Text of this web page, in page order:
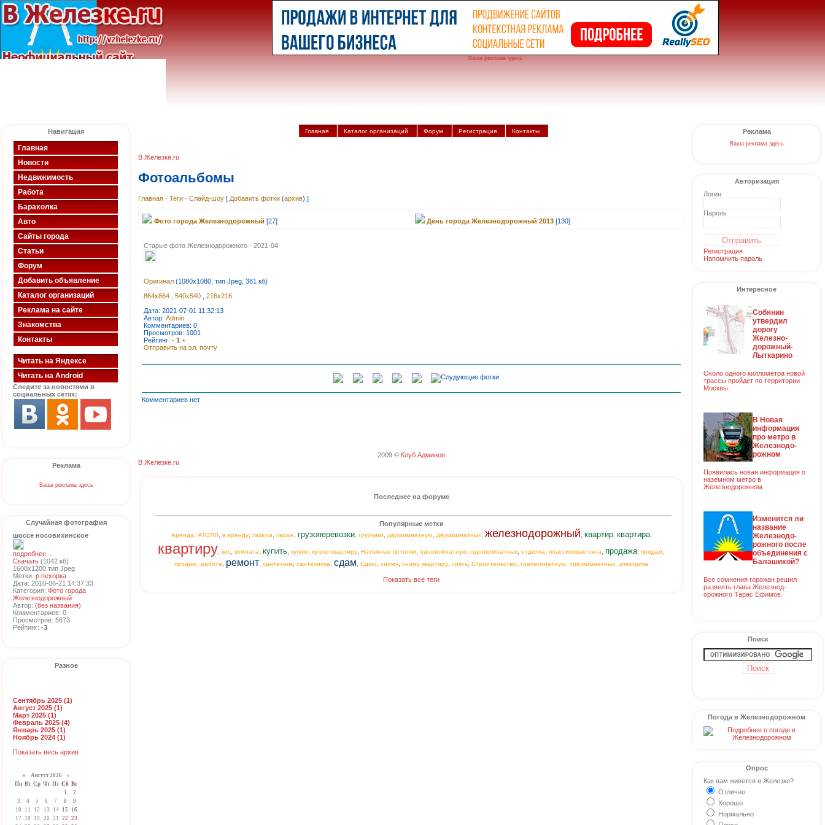
Ваша реклама здесь
Навигация
Главная
Новости
Недвижимость
Работа
Барахолка
Авто
Сайты города
Статьи
Форум
Добавить объявление
Каталог организаций
Реклама на сайте
Знакомства
Контакты
Читать на Яндексе
Читать на Android
Следите за новостями в
социальных сетях:
Реклама
Ваша реклама здесь
Случайная фотография
шоссе носовихинское
подробнее...
Скачать (1042 кб)
1600x1200 тип Jpeg
Метки: р.пехорка
Дата: 2010-06-21 14:37:33
Категория: Фото города
Железнодорожный
Автор: (без названия)
Комментариев: 0
Просмотров: 5673
Рейтинг: -3
Разное
Сентябрь 2025 (1)
Август 2025 (1)
Март 2025 (1)
Февраль 2025 (4)
Январь 2025 (1)
Ноябрь 2024 (1)
Показать весь архив
«Август 2026 »
Пн Вт Ср Чт Пт Сб Вс
1
2
3
4 5 6 7 8
9
10
11 12 13 14 15
16
17
18 19 20 21 22 23
Главная Каталог организаций Форум Регистрация Контакты
В Железке.ru
Фотоальбомы
Главная · Теги · Слайд-шоу [ Добавить фотки (архив) ]
Фото города Железнодорожный [27] День города Железнодорожный 2013 [130]
Старые фото Железнодорожного - 2021-04
Оригинал (1080x1080, тип Jpeg, 381 кб)
864x864 , 540x540 , 216x216
Дата: 2021-07-01 11:32:13
Автор: Admin
Комментариев: 0
Просмотров: 1001
Рейтинг: - 1 +
Отправить на эл. почту
Комментариев нет
2009 © Клуб Админов
В Железке.ru
Последнее на форуме
Популярные метки
Аренда, АТОЛЛ , в аренду, газели, гараж, грузоперевозки, грузчики, двухкомнатную, двухкомнатных, железнодорожный, квартир, квартира,
квартиру, кис, комната, купить, куплю, куплю квартиру, Натяжные потолки, однокомнатную, однокомнатных, отделка, пластиковые окна, продажа, продам,
продаю, работа, ремонт, сантехник, сантехника, сдам, Сдаю, сниму, сниму квартиру, снять, Строительство, трехкомнатную, трехкомнатных, электрика
Показать все теги
Реклама
Ваша реклама здесь
Авторизация
Логин
Пароль
Регистрация
Напомнить пароль
Интересное
Собянин
утвердил
дорогу
Железно-
дорожный-
Лыткарино
Около одного киллометра новой
трассы пройдет по территории
Москвы.
В Новая
информация
про метро в
Железнодо-
рожном
Появилась новая информация о
наземном метро в
Железнодорожном
Изменится ли
название
Железнодо-
рожного после
объединения с
Балашихой?
Все сомнения горожан решил
развеять глава Железнод-
орожного Тарас Ефимов.
Поиск
Погода в Железнодорожном
Опрос
Как вам живется в Железке?
Отлично
Хорошо
Нормально